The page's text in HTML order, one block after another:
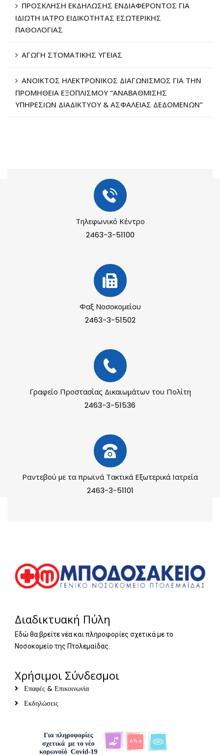
ΠΡΟΣΚΛΗΣΗ ΕΚΔΗΛΩΣΗΣ ΕΝΔΙΑΦΕΡΟΝΤΟΣ ΓΙΑ
ΙΔΙΩΤΗ ΙΑΤΡΟ ΕΙΔΙΚΟΤΗΤΑΣ ΕΣΩΤΕΡΙΚΗΣ
ΠΑΘΟΛΟΓΙΑΣ
ΑΓΩΓΗ ΣΤΟΜΑΤΙΚΗΣ ΥΓΕΙΑΣ
ΑΝΟΙΚΤΟΣ ΗΛΕΚΤΡΟΝΙΚΟΣ ΔΙΑΓΩΝΙΣΜΟΣ ΓΙΑ ΤΗΝ
ΠΡΟΜΗΘΕΙΑ ΕΞΟΠΛΙΣΜΟΥ “ΑΝΑΒΑΘΜΙΣΗΣ
ΥΠΗΡΕΣΙΩΝ ΔΙΑΔΙΚΤΥΟΥ & ΑΣΦΑΛΕΙΑΣ ΔΕΔΟΜΕΝΩΝ”
Τηλεφωνικό Κέντρο
2463-3-51100
Φαξ Νοσοκομείου
2463-3-51502
Γραφείο Προστασίας Δικαιωμάτων του Πολίτη
2463-3-51536
Ραντεβού με τα πρωϊνά Τακτικά Εξωτερικά Ιατρεία
2463-3-51101
Διαδικτυακή Πύλη
Εδώ θα βρείτε νέα και πληροφορίες σχετικά με το
Νοσοκομείο της Πτολεμαίδας.
Χρήσιμοι Σύνδεσμοι
Επαφές & Επικοινωνία
Εκδηλώσεις